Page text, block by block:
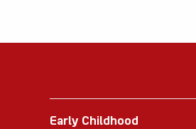
Early Childhood